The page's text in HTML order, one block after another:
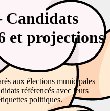
et projections
aux élections municipales
référencés avec leurs
politiques.